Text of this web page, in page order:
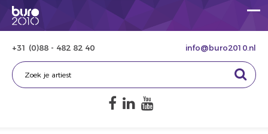
+31 (0)88 - 482 82 40 info@buro2010.nl